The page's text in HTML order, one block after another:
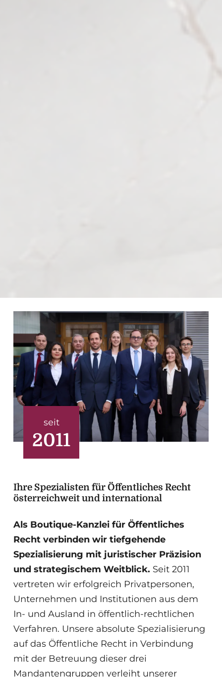
seit
2011
Ihre Spezialisten für Öffentliches Recht
österreichweit und international
Als Boutique-Kanzlei für Öffentliches
Recht verbinden wir tiefgehende
Spezialisierung mit juristischer Präzision
und strategischem Weitblick. Seit 2011
vertreten wir erfolgreich Privatpersonen,
Unternehmen und Institutionen aus dem
In- und Ausland in öffentlich-rechtlichen
Verfahren. Unsere absolute Spezialisierung
auf das Öffentliche Recht in Verbindung
mit der Betreuung dieser drei
Mandantengruppen verleiht unserer